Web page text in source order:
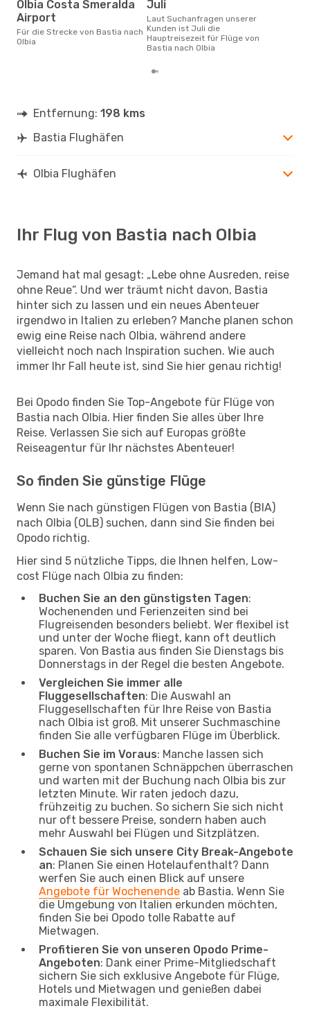
Olbia Costa Smeralda
Airport
Für die Strecke von Bastia nach
Olbia
Juli
Laut Suchanfragen unserer
Kunden ist Juli die
Hauptreisezeit für Flüge von
Bastia nach Olbia
Entfernung: 198 kms
Bastia Flughäfen
Olbia Flughäfen
Ihr Flug von Bastia nach Olbia
Jemand hat mal gesagt: „Lebe ohne Ausreden, reise
ohne Reue“. Und wer träumt nicht davon, Bastia
hinter sich zu lassen und ein neues Abenteuer
irgendwo in Italien zu erleben? Manche planen schon
ewig eine Reise nach Olbia, während andere
vielleicht noch nach Inspiration suchen. Wie auch
immer Ihr Fall heute ist, sind Sie hier genau richtig!
Bei Opodo finden Sie Top-Angebote für Flüge von
Bastia nach Olbia. Hier finden Sie alles über Ihre
Reise. Verlassen Sie sich auf Europas größte
Reiseagentur für Ihr nächstes Abenteuer!
So finden Sie günstige Flüge
Wenn Sie nach günstigen Flügen von Bastia (BIA)
nach Olbia (OLB) suchen, dann sind Sie finden bei
Opodo richtig.
Hier sind 5 nützliche Tipps, die Ihnen helfen, Low-
cost Flüge nach Olbia zu finden:
Buchen Sie an den günstigsten Tagen:
Wochenenden und Ferienzeiten sind bei
Flugreisenden besonders beliebt. Wer flexibel ist
und unter der Woche fliegt, kann oft deutlich
sparen. Von Bastia aus finden Sie Dienstags bis
Donnerstags in der Regel die besten Angebote.
Vergleichen Sie immer alle
Fluggesellschaften: Die Auswahl an
Fluggesellschaften für Ihre Reise von Bastia
nach Olbia ist groß. Mit unserer Suchmaschine
finden Sie alle verfügbaren Flüge im Überblick.
Buchen Sie im Voraus: Manche lassen sich
gerne von spontanen Schnäppchen überraschen
und warten mit der Buchung nach Olbia bis zur
letzten Minute. Wir raten jedoch dazu,
frühzeitig zu buchen. So sichern Sie sich nicht
nur oft bessere Preise, sondern haben auch
mehr Auswahl bei Flügen und Sitzplätzen.
Schauen Sie sich unsere City Break-Angebote
an: Planen Sie einen Hotelaufenthalt? Dann
werfen Sie auch einen Blick auf unsere
Angebote für Wochenende ab Bastia. Wenn Sie
die Umgebung von Italien erkunden möchten,
finden Sie bei Opodo tolle Rabatte auf
Mietwagen.
Profitieren Sie von unseren Opodo Prime-
Angeboten: Dank einer Prime-Mitgliedschaft
sichern Sie sich exklusive Angebote für Flüge,
Hotels und Mietwagen und genießen dabei
maximale Flexibilität.